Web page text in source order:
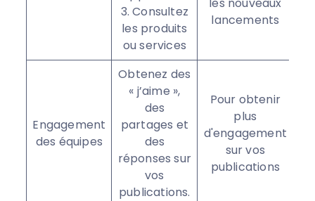
3. Consultez
les produits
ou services
lancements
Engagement
des équipes
Obtenez des
« j’aime »,
des
partages et
des
réponses sur
vos
publications.
Pour obtenir
plus
d'engagement
sur vos
publications